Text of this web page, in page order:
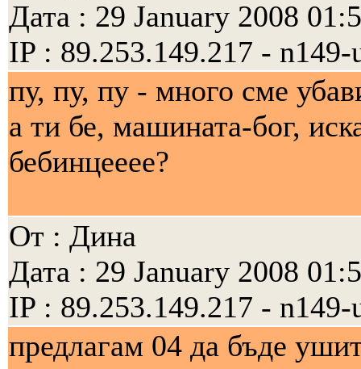
Дата : 29 January 2008
IP : 89.253.149.217 -
пу, пу, пу - много сме
а ти бе, машината-бог,
бебинцееее?
От : Дина
Дата : 29 January 2008
IP : 89.253.149.217 -
предлагам 04 да бъде